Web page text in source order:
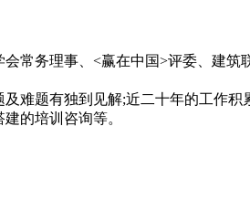
务理事、<赢在中国>评委、建筑
题有独到见解;近二十年的工作积
的培训咨询等。